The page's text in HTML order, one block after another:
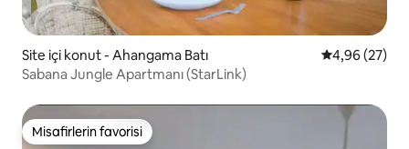
Site içi konut - Ahangama Batı 5 üzerinden
4,96 (27)
Sabana Jungle Apartmanı (StarLink)
Misafirlerin favorisi
Misafirlerin favorisi